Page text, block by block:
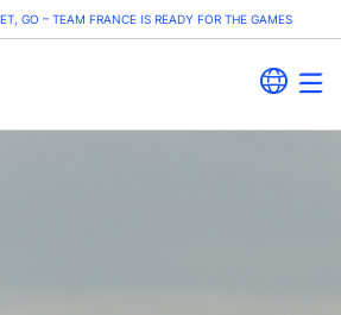
GO – TEAM FRANCE IS READY FOR THE GAMES